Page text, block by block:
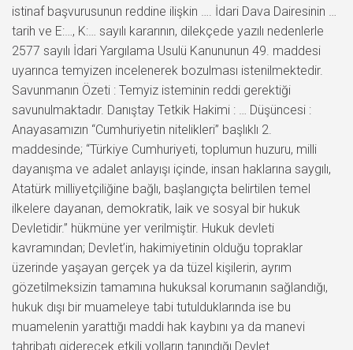
istinaf başvurusunun reddine ilişkin …. İdari Dava Dairesinin …
tarih ve E:…, K:… sayılı kararının, dilekçede yazılı nedenlerle
2577 sayılı İdari Yargılama Usulü Kanununun 49. maddesi
uyarınca temyizen incelenerek bozulması istenilmektedir.
Savunmanın Özeti : Temyiz isteminin reddi gerektiği
savunulmaktadır. Danıştay Tetkik Hakimi : … Düşüncesi :
Anayasamızın “Cumhuriyetin nitelikleri” başlıklı 2.
maddesinde; “Türkiye Cumhuriyeti, toplumun huzuru, milli
dayanışma ve adalet anlayışı içinde, insan haklarına saygılı,
Atatürk milliyetçiliğine bağlı, başlangıçta belirtilen temel
ilkelere dayanan, demokratik, laik ve sosyal bir hukuk
Devletidir.” hükmüne yer verilmiştir. Hukuk devleti
kavramından; Devlet’in, hakimiyetinin olduğu topraklar
üzerinde yaşayan gerçek ya da tüzel kişilerin, ayrım
gözetilmeksizin tamamına hukuksal korumanın sağlandığı,
hukuk dışı bir muameleye tabi tutulduklarında ise bu
muamelenin yarattığı maddi hak kaybını ya da manevi
tahribatı giderecek etkili yolların tanındığı Devlet